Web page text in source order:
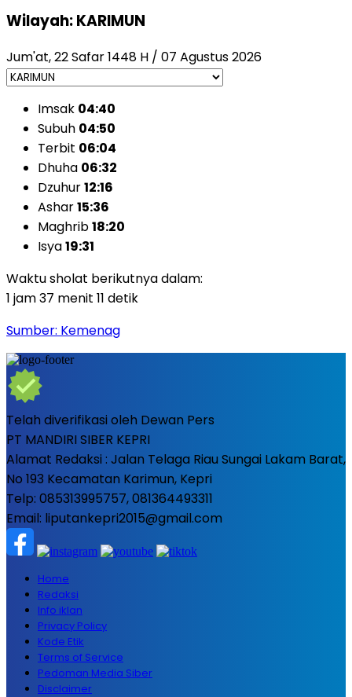
Wilayah: KARIMUN
Jum'at, 22 Safar 1448 H / 07 Agustus 2026
Imsak 04:40
Subuh 04:50
Terbit 06:04
Dhuha 06:32
Dzuhur12:16
Ashar15:36
Maghrib18:20
Isya19:31
Waktu sholat berikutnya dalam:
1 jam 37 menit 10 detik
Sumber: Kemenag
Telah diverifikasi oleh Dewan Pers
PT MANDIRI SIBER KEPRI
Alamat Redaksi : Jalan Telaga Riau Sungai Lakam Barat,
No 193 Kecamatan Karimun, Kepri
Telp: 085313995757, 081364493311
Email: liputankepri2015@gmail.com
Home
Redaksi
Info iklan
Privacy Policy
Kode Etik
Terms of Service
Pedoman Media Siber
Disclaimer